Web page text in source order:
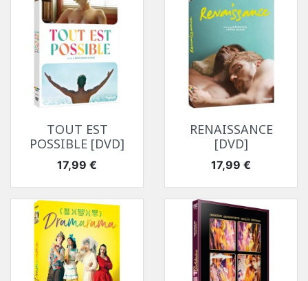
TOUT EST
POSSIBLE [DVD]
Prix
17,99 €
RENAISSANCE
[DVD]
Prix
17,99 €